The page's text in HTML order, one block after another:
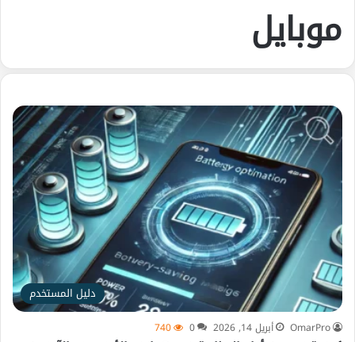
موبايل
دليل المستخدم
OmarPro أبريل 14, 2026 0
740